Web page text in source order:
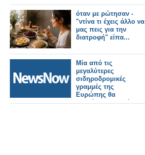
όταν με ρώτησαν -
"ντίνα τι έχεις άλλο να
μας πεις για την
διατροφή" είπα...
Μία από τις
μεγαλύτερες
σιδηροδρομικές
γραμμές της
Ευρώπης θα
ξεκινήσει τον επόμενο